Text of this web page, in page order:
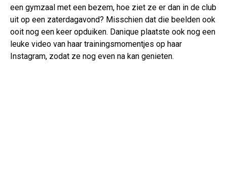
een gymzaal met een bezem, hoe ziet ze er dan in de club
uit op een zaterdagavond? Misschien dat die beelden ook
ooit nog een keer opduiken. Danique plaatste ook nog een
leuke video van haar trainingsmomentjes op haar
Instagram, zodat ze nog even na kan genieten.